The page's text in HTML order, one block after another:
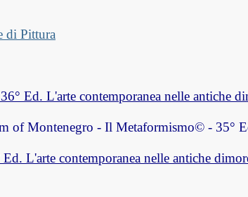
di Pittura
Ed. L'arte contemporanea nelle antiche
of Montenegro - Il Metaformismo© - 35°
L'arte contemporanea nelle antiche